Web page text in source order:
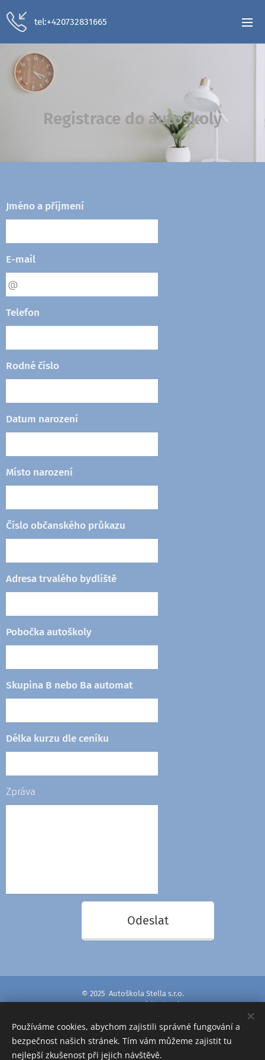
tel:+420732831665
Registrace do autoškoly
Jméno a příjmení
E-mail
Telefon
Rodné číslo
Datum narození
Místo narození
Číslo občanského průkazu
Adresa trvalého bydliště
Pobočka autoškoly
Skupina B nebo Ba automat
Délka kurzu dle ceníku
Zpráva
Odeslat
© 2025 Autoškola Stella s.r.o.
Renata Zmidlochová
Cookies
Používáme cookies, abychom zajistili správné fungování a
bezpečnost našich stránek. Tím vám můžeme zajistit tu
nejlepší zkušenost při jejich návštěvě.